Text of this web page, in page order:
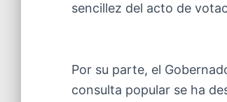
sencillez del acto de
Por su parte, el
consulta popular se ha